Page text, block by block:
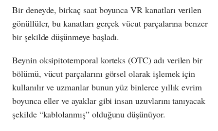
Bir deneyde, birkaç saat boyunca VR kanatları verilen
gönüllüler, bu kanatları gerçek vücut parçalarına benzer
bir şekilde düşünmeye başladı.
Beynin oksipitotemporal korteks (OTC) adı verilen bir
bölümü, vücut parçalarını görsel olarak işlemek için
kullanılır ve uzmanlar bunun yüz binlerce yıllık evrim
boyunca eller ve ayaklar gibi insan uzuvlarını tanıyacak
şekilde “kablolanmış” olduğunu düşünüyor.